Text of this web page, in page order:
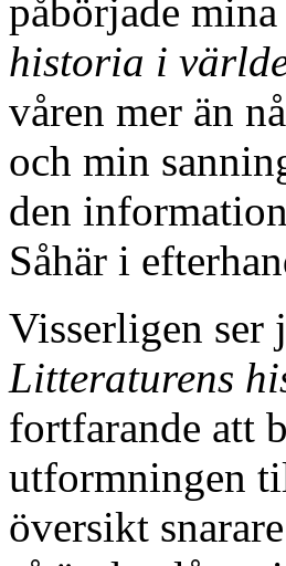
påbörjade
historia i
våren mer än
och min
den
Såhär i
Visserligen ser
Litteraturens
fortfarande att
utformningen
översikt